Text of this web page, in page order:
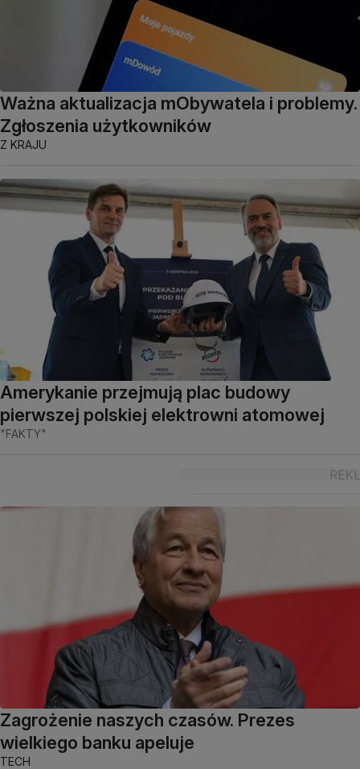
Ważna aktualizacja mObywatela i problemy.
Zgłoszenia użytkowników
Z KRAJU
Amerykanie przejmują plac budowy
pierwszej polskiej elektrowni atomowej
"FAKTY"
Zagrożenie naszych czasów. Prezes
wielkiego banku apeluje
TECH